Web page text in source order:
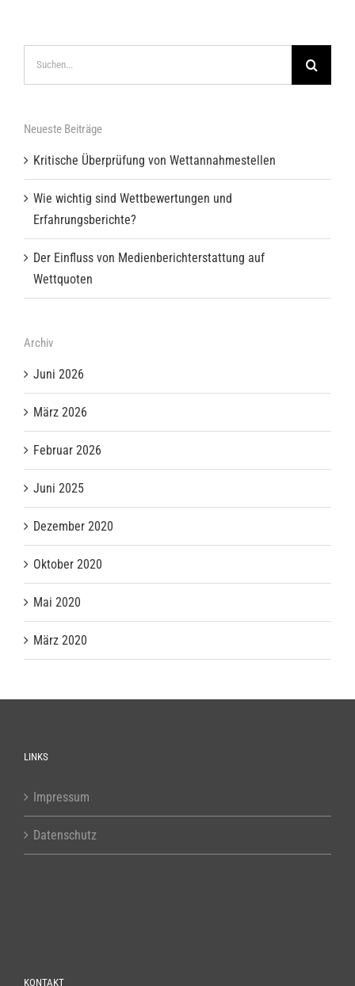
Neueste Beiträge
Kritische Überprüfung von Wettannahmestellen
Wie wichtig sind Wettbewertungen und
Erfahrungsberichte?
Der Einfluss von Medienberichterstattung auf
Wettquoten
Archiv
Juni 2026
März 2026
Februar 2026
Juni 2025
Dezember 2020
Oktober 2020
Mai 2020
März 2020
LINKS
Impressum
Datenschutz
KONTAKT